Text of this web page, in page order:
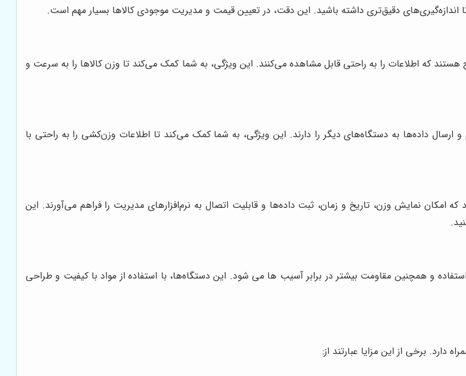
اندازه‌گیری‌های دقیق‌تری داشته باشید. این دقت، در تعیین قیمت و مدیریت موجودی کالاها بسیار مهم است.
که اطلاعات را به راحتی قابل مشاهده می‌کنند. این ویژگی، به شما کمک می‌کند تا وزن کالاها را به سرعت و
به شبکه‌های بی‌سیم و ارسال داده‌ها به دستگاه‌های دیگر را دارند. این ویژگی، به شما کمک می‌کند تا اطلاعات وزن‌کشی را به راحتی با
نمایش وزن، تاریخ و زمان، ثبت داده‌ها و قابلیت اتصال به نرم‌افزارهای مدیریت را فراهم می‌آورند. این
استفاده و همچنین مقاومت بیشتر در برابر آسیب ها می شود. این دستگاه‌ها، با استفاده از مواد با کیفیت و طراحی